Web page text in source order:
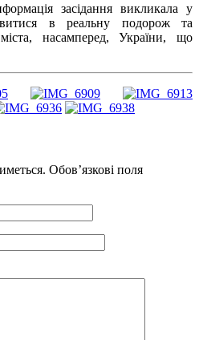
засідання викликала у
в реальну подорож та
насамперед, України, що
Обов’язкові поля